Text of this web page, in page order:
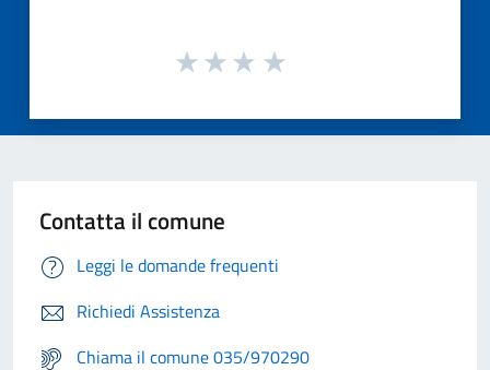
Contatta il comune
Leggi le domande frequenti
Richiedi Assistenza
Chiama il comune 035/970290